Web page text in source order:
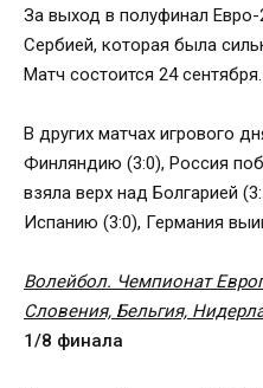
За выход в полуфинал Евро-
Сербией, которая была
Матч состоится 24 сентября.
В других матчах игрового
Финляндию (3:0), Россия
взяла верх над Болгарией
Испанию (3:0), Германия
Волейбол. Чемпионат
Словения, Бельгия,
1/8 финала